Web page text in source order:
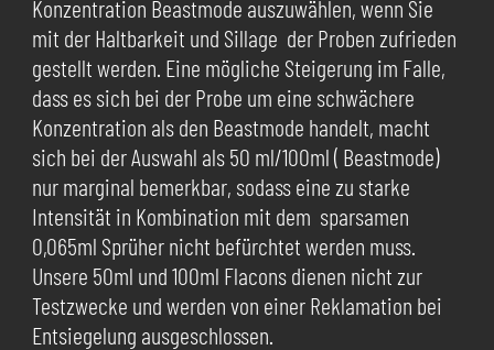
Konzentration Beastmode auszuwählen, wenn Sie
mit der Haltbarkeit und Sillage der Proben zufrieden
gestellt werden. Eine mögliche Steigerung im Falle,
dass es sich bei der Probe um eine schwächere
Konzentration als den Beastmode handelt, macht
sich bei der Auswahl als 50 ml/100ml ( Beastmode)
nur marginal bemerkbar, sodass eine zu starke
Intensität in Kombination mit dem sparsamen
0,065ml Sprüher nicht befürchtet werden muss.
Unsere 50ml und 100ml Flacons dienen nicht zur
Testzwecke und werden von einer Reklamation bei
Entsiegelung ausgeschlossen.